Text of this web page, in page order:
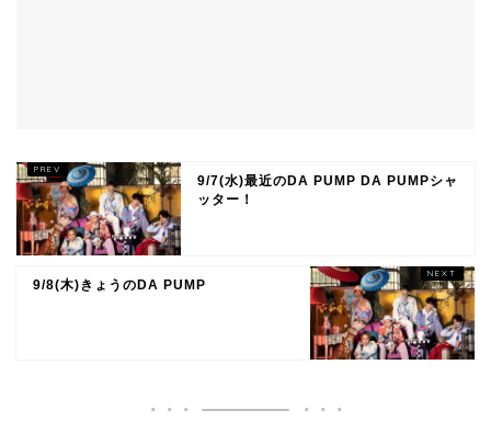
9/7(水)最近のDA PUMP DA PUMPシャ
ッター！
9/8(木)きょうのDA PUMP